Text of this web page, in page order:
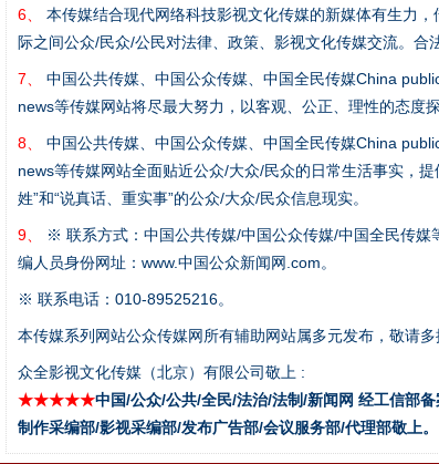
6、
本传媒结合现代网络科技影视文化传媒的新媒体有生力
际之间公众/民众/公民对法律、政策、影视文化传媒交流。合
7、
中国公共传媒、中国公众传媒、中国全民传媒China
news等传媒网站将尽最大努力，以客观、公正、理性的态度
8、
中国公共传媒、中国公众传媒、中国全民传媒China
news等传媒网站全面贴近公众/大众/民众的日常生活事实，
姓”和“说真话、重实事”的公众/大众/民众信息现实。
9、
※ 联系方式：中国公共传媒/中国公众传媒/中国全民传
编人员身份网址：www.中国公众新闻网.com。
※ 联系电话：010-89525216。
本传媒系列网站公众传媒网所有辅助网站属多元发布，敬请
众全影视文化传媒（北京）有限公司敬上 :
★★★★★中国/公众/公共/全民/法治/法制/新闻网 经工信部
制作采编部/影视采编部/发布广告部/会议服务部/代理部敬上。
揭批美国五大"原罪" "